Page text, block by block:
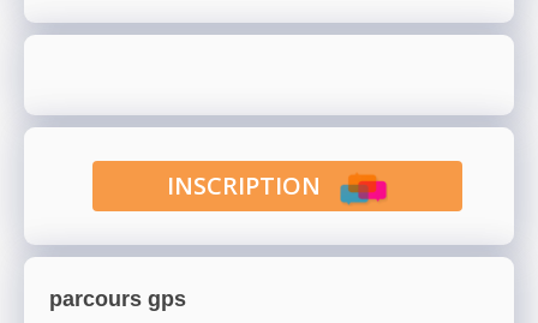
INSCRIPTION
parcours gps